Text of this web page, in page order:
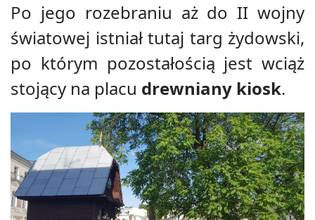
Po jego rozebraniu aż do II wojny
światowej istniał tutaj targ żydowski,
po którym pozostałością jest wciąż
stojący na placu drewniany kiosk.